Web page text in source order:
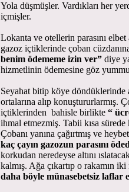
Yola düşmüşler. Vardıkları her
içmişler.
Lokanta ve otellerin parasını
gazoz içtiklerinde çoban
benim ödememe izin ver” diye
hizmetlinin ödemesine göz
Seyahat bitip köye döndüklerinde
ortalarına alıp
içtiklerinden bahisle birlikte “
ihmal etmezmiş. Tabii kısa sürede
Çobanı yanına çağırtmış ve
kaç çayın gazozun parasını
korkudan neredeyse altını
kalmış. Ağa çıkartıp o rakamın
daha böyle münasebetsiz laflar